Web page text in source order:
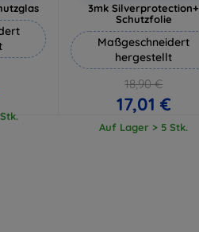
3mk Silverprotection+
Schutzfolie
Maßgeschneidert
hergestellt
18,90 €
17,01 €
Auf Lager > 5 Stk.